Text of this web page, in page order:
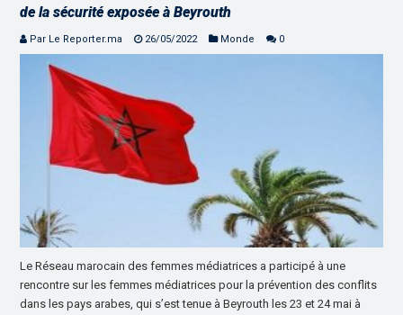
de la sécurité exposée à Beyrouth
Par Le Reporter.ma 26/05/2022 Monde 0
Le Réseau marocain des femmes médiatrices a participé à une
rencontre sur les femmes médiatrices pour la prévention des conflits
dans les pays arabes, qui s’est tenue à Beyrouth les 23 et 24 mai à